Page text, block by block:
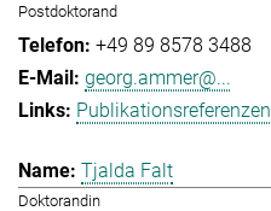
Postdoktorand
+49 89 8578 3488
georg.ammer@...
Publikationsreferenzen
Tjalda Falt
Doktorandin